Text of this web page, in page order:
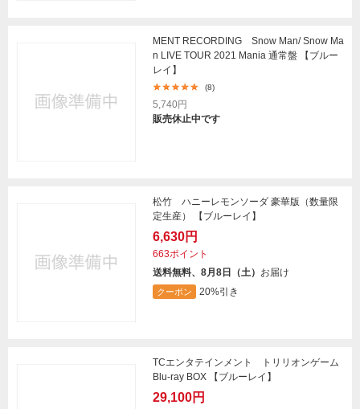
MENT RECORDING Snow Man/ Snow Ma
n LIVE TOUR 2021 Mania 通常盤 【ブルー
レイ】
(8)
5,740円
販売休止中です
松竹 ハニーレモンソーダ 豪華版（数量限
定生産） 【ブルーレイ】
6,630円
663ポイント
送料無料、8月8日（土） お届け
クーポン 20%引き
TCエンタテインメント トリリオンゲーム
Blu-ray BOX 【ブルーレイ】
29,100円